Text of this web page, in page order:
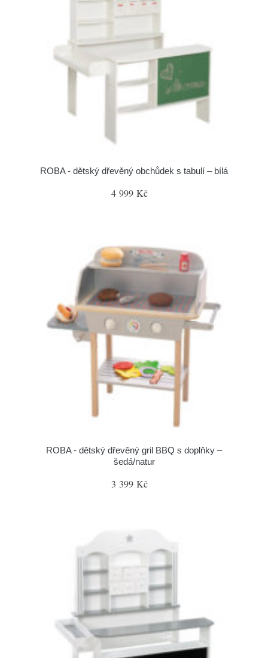
ROBA - dětský dřevěný obchůdek s tabulí – bílá
4 999 Kč
ROBA - dětský dřevěný gril BBQ s doplňky –
šedá/natur
3 399 Kč